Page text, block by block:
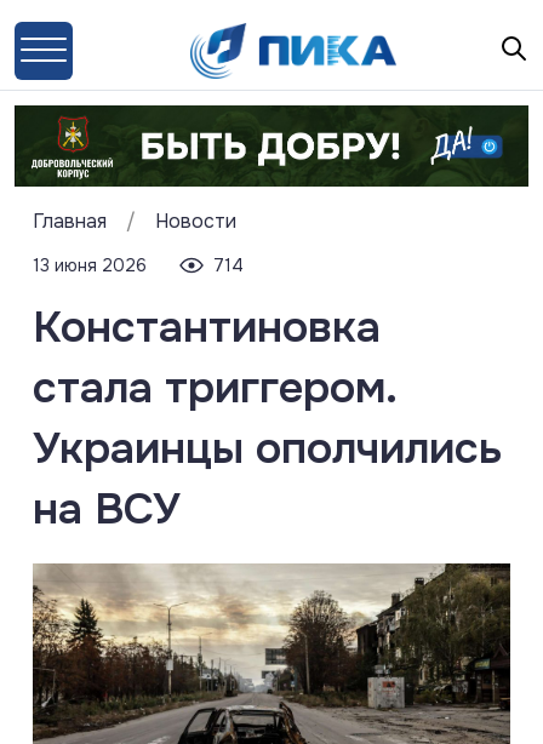
Главная / Новости
13 июня 2026 714
Константиновка
стала триггером.
Украинцы ополчились
на ВСУ